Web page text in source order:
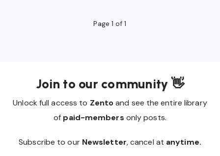
Page 1 of 1
Join to our community 👋
Unlock full access to Zentoand see the entire library
of paid-members only posts.
Subscribe to our Newsletter, cancel at anytime.